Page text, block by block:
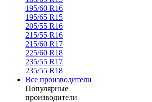
195/60 R16
195/65 R15
205/55 R16
215/55 R16
215/60 R17
225/60 R18
235/55 R17
235/55 R18
Все производители
Популярные
производители